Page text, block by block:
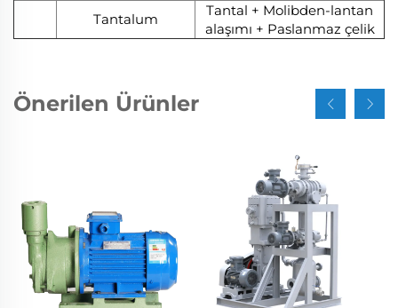
Tantalum
Tantal + Molibden-lantan
alaşımı + Paslanmaz çelik
Önerilen Ürünler